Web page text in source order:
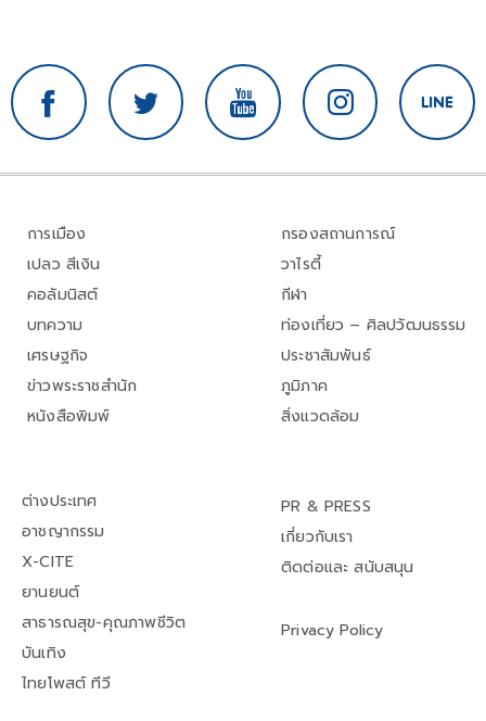
การเมือง
เปลว สีเงิน
คอลัมนิสต์
บทความ
เศรษฐกิจ
ข่าวพระราชสำนัก
หนังสือพิมพ์
กรองสถานการณ์
วาไรตี้
กีฬา
ท่องเที่ยว – ศิลปวัฒนธรรม
ประชาสัมพันธ์
ภูมิภาค
สิ่งแวดล้อม
ต่างประเทศ
อาชญากรรม
X-CITE
ยานยนต์
สาธารณสุข-คุณภาพชีวิต
บันเทิง
ไทยโพสต์ ทีวี
PR & PRESS
เกี่ยวกับเรา
ติดต่อและ สนับสนุน
Privacy Policy